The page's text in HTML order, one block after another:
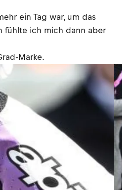
ein Tag war, um das
fühlte ich mich dann aber
Marke.